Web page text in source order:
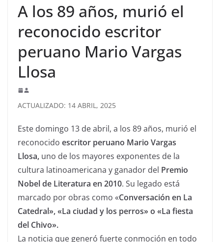
A los 89 años, murió el
reconocido escritor
peruano Mario Vargas
Llosa
ACTUALIZADO: 14 ABRIL, 2025
Este domingo 13 de abril, a los 89 años, murió el
reconocido escritor peruano Mario Vargas
Llosa, uno de los mayores exponentes de la
cultura latinoamericana y ganador del Premio
Nobel de Literatura en 2010. Su legado está
marcado por obras como «Conversación en La
Catedral», «La ciudad y los perros» o «La fiesta
del Chivo».
La noticia que generó fuerte conmoción en todo